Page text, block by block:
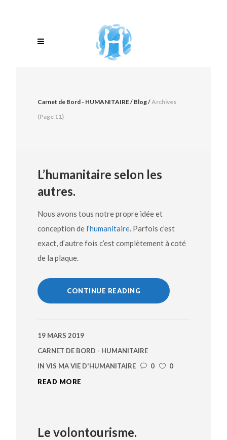
Carnet de Bord - HUMANITAIRE/ Blog/Archives
(Page 11)
L’humanitaire selon les
autres.
Nous avons tous notre propre idée et
conception de l’humanitaire. Parfois c’est
exact, d’autre fois c’est complètement à coté
de la plaque.
CONTINUE READING
19 MARS 2019
CARNET DE BORD - HUMANITAIRE
IN VIS MA VIE D'HUMANITAIRE 0
0
READ MORE
Le volontourisme.